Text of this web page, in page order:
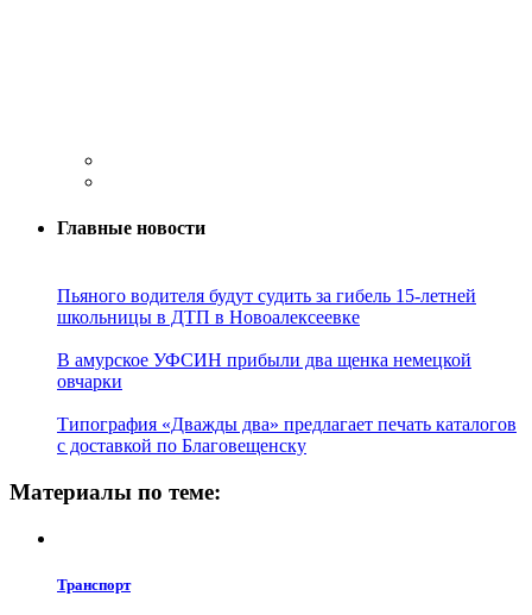
Главные новости
Пьяного водителя будут судить за гибель 15-летней
школьницы в ДТП в Новоалексеевке
В амурское УФСИН прибыли два щенка немецкой
овчарки
Типография «Дважды два» предлагает печать каталогов
с доставкой по Благовещенску
Материалы по теме:
Транспорт